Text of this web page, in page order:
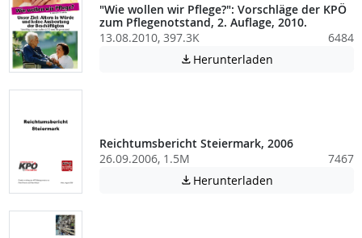
"Wie wollen wir Pflege?": Vorschläge der KPÖ
zum Pflegenotstand, 2. Auflage, 2010.
13.08.2010, 397.3K
6484
 Herunterladen
Reichtumsbericht Steiermark, 2006
26.09.2006, 1.5M
7467
 Herunterladen